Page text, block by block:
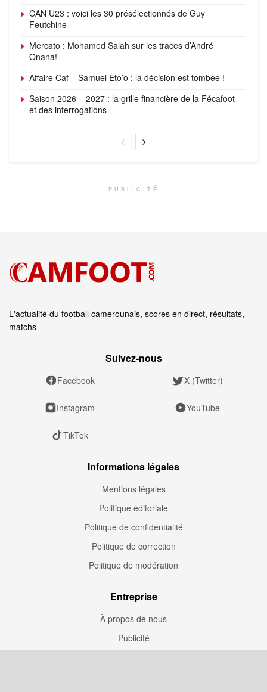
CAN U23 : voici les 30 présélectionnés de Guy
Feutchine
Mercato : Mohamed Salah sur les traces d’André
Onana!
Affaire Caf – Samuel Eto’o : la décision est tombée !
Saison 2026 – 2027 : la grille financière de la Fécafoot
et des interrogations
PUBLICITÉ
L'actualité du football camerounais, scores en direct, résultats,
matchs
Suivez‑nous
Facebook X (Twitter)
Instagram YouTube
TikTok
Informations légales
Mentions légales
Politique éditoriale
Politique de confidentialité
Politique de correction
Politique de modération
Entreprise
À propos de nous
Publicité